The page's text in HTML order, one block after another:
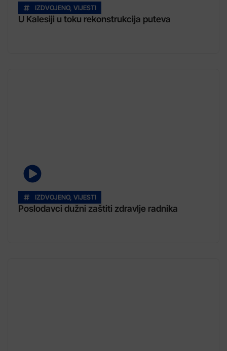
IZDVOJENO, VIJESTI
U Kalesiji u toku rekonstrukcija puteva
IZDVOJENO, VIJESTI
Poslodavci dužni zaštiti zdravlje radnika